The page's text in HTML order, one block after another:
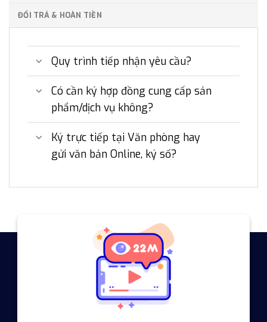
ĐỔI TRẢ & HOÀN TIỀN
Quy trình tiếp nhận yêu cầu?
Có cần ký hợp đồng cung cấp sản
phẩm/dịch vụ không?
Ký trực tiếp tại Văn phòng hay
gửi văn bản Online, ký số?